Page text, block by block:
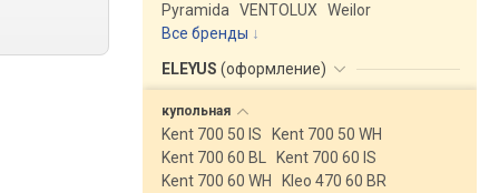
Pyramida
VENTOLUX
Weilor
Все бренды
ELEYUS (оформление)
купольная
Kent 700 50 IS
Kent 700 50 WH
Kent 700 60 BL
Kent 700 60 IS
Kent 700 60 WH
Kleo 470 60 BR